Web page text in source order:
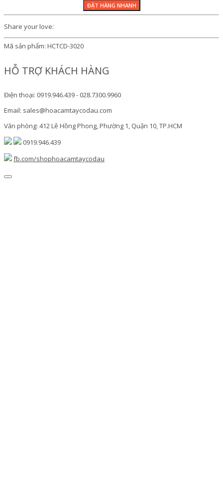
Share your love:
Mã sản phẩm: HCTCD-3020
HỖ TRỢ KHÁCH HÀNG
Điện thoại: 0919.946.439 - 028.7300.9960
Email: sales@hoacamtaycodau.com
Văn phòng: 412 Lê Hồng Phong, Phường 1, Quận 10, TP.HCM
0919.946.439
fb.com/shophoacamtaycodau